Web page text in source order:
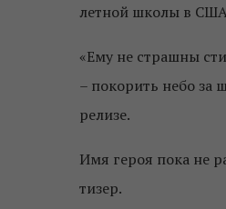
летной школы в США
«Ему не страшны
– покорить небо за
релизе.
Имя героя пока не
тизер.